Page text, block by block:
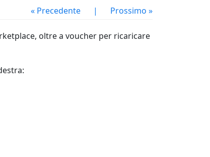
« Precedente | Prossimo »
oltre a voucher per ricaricare